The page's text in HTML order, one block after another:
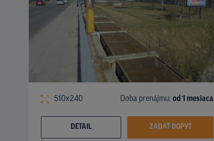
510x240 Doba prenájmu: od 1 mesiaca
DETAIL ZADAŤ DOPYT